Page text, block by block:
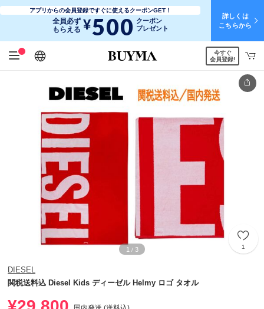
アプリからの会員登録ですぐに使えるクーポンGET！
全員必ず
もらえる ¥500 クーポン
プレゼント
詳しくは
こちらから
日本語
English
简体中文
繁體中文
今すぐ
会員登録!
1 / 3 1
DIESEL
関税送料込 Diesel Kids ディーゼル Helmy ロゴ タオル